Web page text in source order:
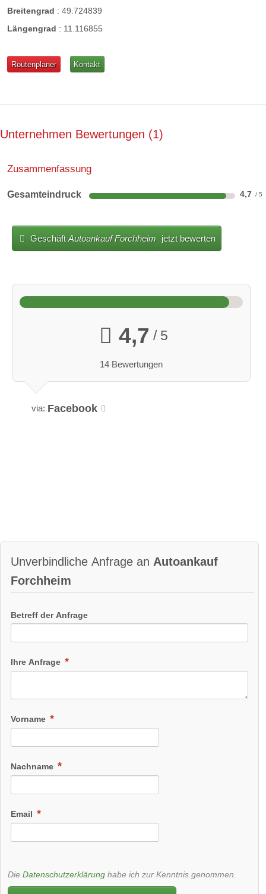
Breitengrad : 49.724839
Längengrad : 11.116855
Routenplaner Kontakt
Unternehmen Bewertungen 1
Zusammenfassung
Gesamteindruck 4,7
GeschäftAutoankauf Forchheim jetzt bewerten
4,7 / 5
14 Bewertungen
via: Facebook
Unverbindliche Anfrage an Autoankauf
Forchheim
Betreff der Anfrage
Ihre Anfrage
Vorname
Nachname
Email
Die Datenschutzerklärung habe ich zur Kenntnis genommen.